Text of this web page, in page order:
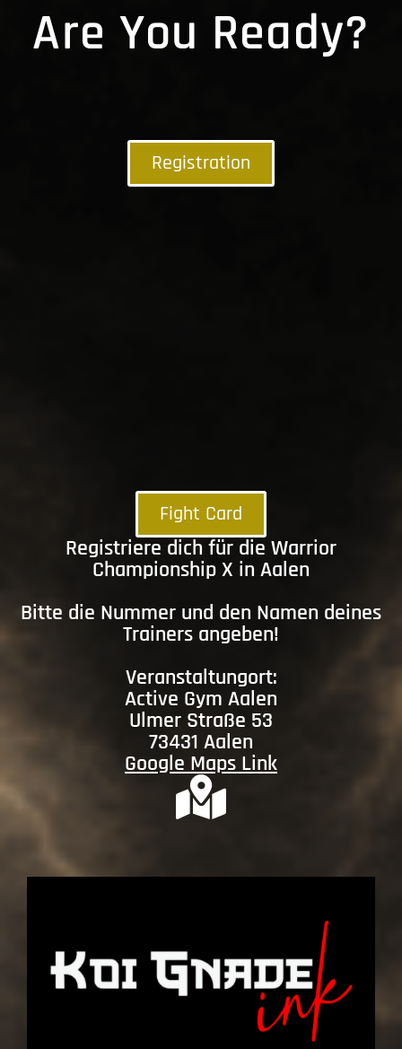
Are You Ready?
Registration
Fight Card
Registriere dich für die Warrior
Championship X in Aalen
Bitte die Nummer und den Namen deines
Trainers angeben!
Veranstaltungort:
Active Gym Aalen
Ulmer Straße 53
73431 Aalen
Google Maps Link